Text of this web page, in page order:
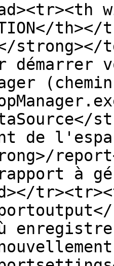
strong></
de
à